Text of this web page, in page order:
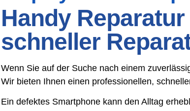
Handy
schneller
Wenn Sie auf der Suche nach einem
Wir bieten Ihnen einen professionellen,
Ein defektes Smartphone kann den Alltag